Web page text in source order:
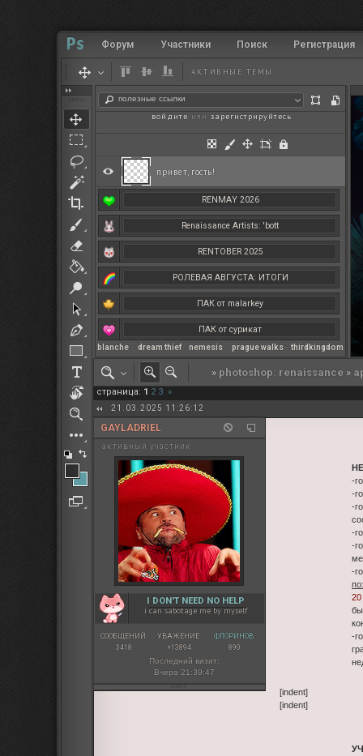
RENMAY 2026
Renaissance Artists: 'bott
RENTOBER 2025
РОЛЕВАЯ АВГУСТА: ИТОГИ
ПАК от malarkey
ПАК от сурикат
РЕНМАЙ
РОЛЕВАЯ МАРТА: ИТОГИ
полезные ссылки
blanche – dream thief– nemesis – prague walks– thirdkingdom
Форум Участники Поиск Регистрация
АКТИВНЫЕ ТЕМЫ
привет, гость!
войдите или зарегистрируйтесь
» photoshop: renaissance »
страница: 1 2 3 »
21.03.2025 11:26:12
GAYLADRIEL
активный участник
I DON'T NEED NO HELP
i can sabotage me by myself
СООБЩЕНИЙ:
3418
УВАЖЕНИЕ:
+13894
ФЛОРИНОВ:
890
Последний визит:
Вчера 21:39:47
-
-
-
-
-
-
-
[indent]
[indent]